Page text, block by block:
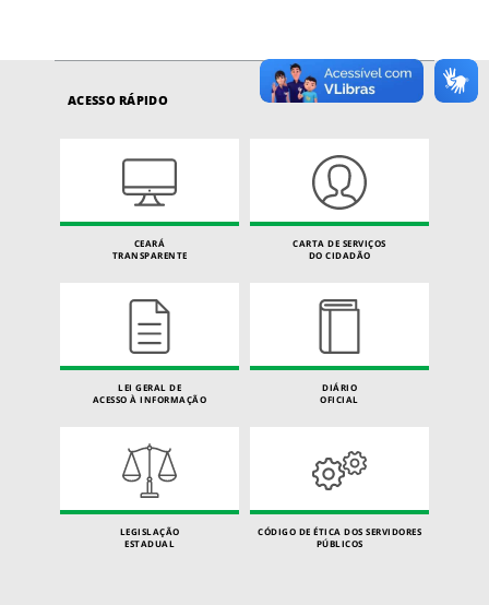
ACESSO RÁPIDO
CEARÁ
TRANSPARENTE
CARTA DE SERVIÇOS
DO CIDADÃO
LEI GERAL DE
ACESSO À INFORMAÇÃO
DIÁRIO
OFICIAL
LEGISLAÇÃO
ESTADUAL
CÓDIGO DE ÉTICA DOS SERVIDORES
PÚBLICOS